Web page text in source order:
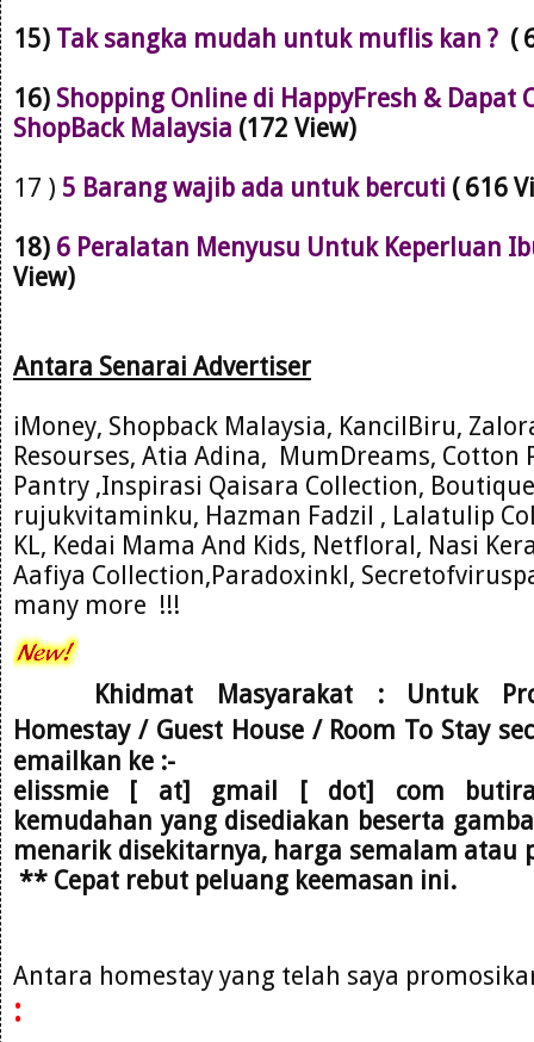
15) Tak sangka mudah untuk muflis kan ? (
16) Shopping Online di HappyFresh & Dapat
ShopBack Malaysia (172 View)
17 ) 5 Barang wajib ada untuk bercuti ( 616
18) 6 Peralatan Menyusu Untuk Keperluan
View)
Antara Senarai Advertiser
iMoney, Shopback Malaysia, KancilBiru,
Resourses, Atia Adina, MumDreams, Cotton
Pantry ,Inspirasi Qaisara Collection,
rujukvitaminku, Hazman Fadzil , Lalatulip
KL, Kedai Mama And Kids, Netfloral, Nasi
Aafiya Collection,Paradoxinkl,
many more !!!
Khidmat Masyarakat : Untuk
Homestay / Guest House / Room To Stay
emailkan ke :-
elissmie [ at] gmail [ dot] com
kemudahan yang disediakan beserta
menarik disekitarnya, harga semalam atau
** Cepat rebut peluang keemasan ini.
Antara homestay yang telah saya
: